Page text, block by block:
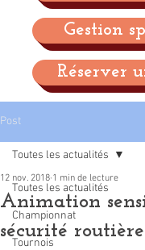
Gestion
Réserver
Post
Toutes les actualités
Championnat
Tournois
Toutes les actualités
Animation
sécurité routière
12 nov. 2018 1 min de lecture